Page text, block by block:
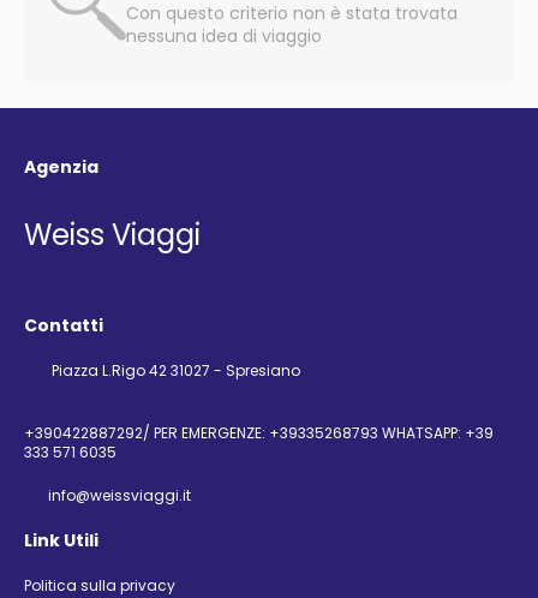
Con questo criterio non è stata trovata
nessuna idea di viaggio
Agenzia
Weiss Viaggi
Contatti
Piazza L.Rigo 42 31027 - Spresiano
+390422887292/ PER EMERGENZE: +39335268793 WHATSAPP: +39
333 571 6035
info@weissviaggi.it
Link Utili
Politica sulla privacy